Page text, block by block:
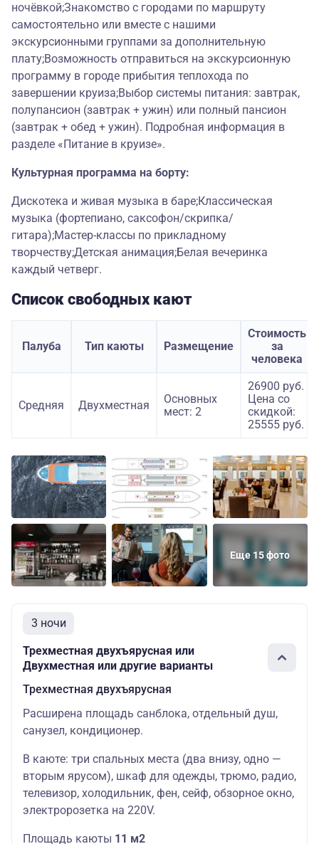
ночёвкой;Знакомство с городами по маршруту
самостоятельно или вместе с нашими
экскурсионными группами за дополнительную
плату;Возможность отправиться на экскурсионную
программу в городе прибытия теплохода по
завершении круиза;Выбор системы питания: завтрак,
полупансион (завтрак + ужин) или полный пансион
(завтрак + обед + ужин). Подробная информация в
разделе «Питание в круизе».
Культурная программа на борту:
Дискотека и живая музыка в баре;Классическая
музыка (фортепиано, саксофон/скрипка/
гитара);Мастер-классы по прикладному
творчеству;Детская анимация;Белая вечеринка
каждый четверг.
Список свободных кают
Палуба Тип каюты Размещение
Стоимость
за
человека
Средняя Двухместная
Основных
мест: 2
26900 руб.
Цена со
скидкой:
25555 руб.
Еще 15 фото
3 ночи
Трехместная двухъярусная или
Двухместная или другие варианты
Трехместная двухъярусная
Расширена площадь санблока, отдельный душ,
санузел, кондиционер.
В каюте: три спальных места (два внизу, одно —
вторым ярусом), шкаф для одежды, трюмо, радио,
телевизор, холодильник, фен, сейф, обзорное окно,
электророзетка на 220V.
Площадь каюты 11 м2